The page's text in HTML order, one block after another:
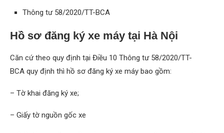
Thông tư 58/2020/TT-BCA
Hồ sơ đăng ký xe máy tại Hà Nội
Căn cứ theo quy định tại Điều 10 Thông tư 58/2020/TT-
BCA quy định thì hồ sơ đăng ký xe máy bao gồm:
– Tờ khai đăng ký xe;
– Giấy tờ nguồn gốc xe